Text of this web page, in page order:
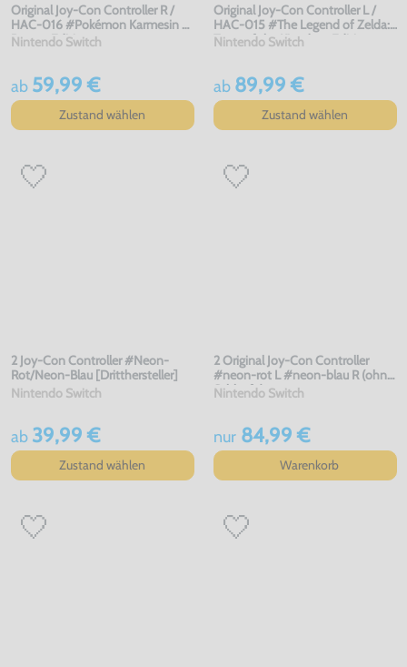
Original Joy-Con Controller R /
HAC-016 #Pokémon Karmesin &
Purpur-Edition
Nintendo Switch
ab 59,99 €
Zustand wählen
Original Joy-Con Controller L /
HAC-015 #The Legend of Zelda:
Tears of the Kingdom Edition
Nintendo Switch
ab 89,99 €
Zustand wählen
2 Joy-Con Controller #Neon-
Rot/Neon-Blau [Dritthersteller]
Nintendo Switch
ab 39,99 €
Zustand wählen
2 Original Joy-Con Controller
#neon-rot L #neon-blau R (ohne
Schlaufe)
Nintendo Switch
nur84,99 €
Warenkorb